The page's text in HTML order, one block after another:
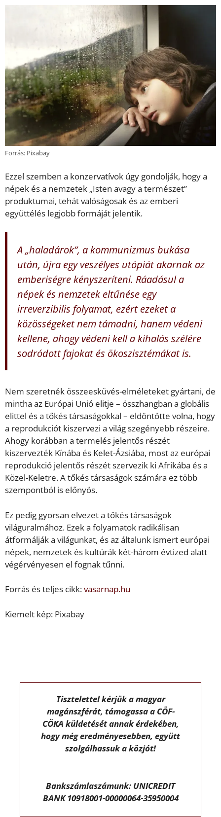
Forrás: Pixabay
Ezzel szemben a konzervatívok úgy gondolják, hogy a
népek és a nemzetek „Isten avagy a természet”
produktumai, tehát valóságosak és az emberi
együttélés legjobb formáját jelentik.
A „haladárok”, a kommunizmus bukása
után, újra egy veszélyes utópiát akarnak az
emberiségre kényszeríteni. Ráadásul a
népek és nemzetek eltűnése egy
irreverzibilis folyamat, ezért ezeket a
közösségeket nem támadni, hanem védeni
kellene, ahogy védeni kell a kihalás szélére
sodródott fajokat és ökoszisztémákat is.
Nem szeretnék összeesküvés-elméleteket gyártani, de
mintha az Európai Unió elitje – összhangban a globális
elittel és a tőkés társaságokkal – eldöntötte volna, hogy
a reprodukciót kiszervezi a világ szegényebb részeire.
Ahogy korábban a termelés jelentős részét
kiszervezték Kínába és Kelet-Ázsiába, most az európai
reprodukció jelentős részét szervezik ki Afrikába és a
Közel-Keletre. A tőkés társaságok számára ez több
szempontból is előnyös.
Ez pedig gyorsan elvezet a tőkés társaságok
világuralmához. Ezek a folyamatok radikálisan
átformálják a világunkat, és az általunk ismert európai
népek, nemzetek és kultúrák két-három évtized alatt
végérvényesen el fognak tűnni.
Forrás és teljes cikk:vasarnap.hu
Kiemelt kép: Pixabay
Tisztelettel kérjük a magyar
magánszférát, támogassa a CÖF-
CÖKA küldetését annak érdekében,
hogy még eredményesebben, együtt
szolgálhassuk a közjót!
Bankszámlaszámunk: UNICREDIT
BANK 10918001-00000064-35950004